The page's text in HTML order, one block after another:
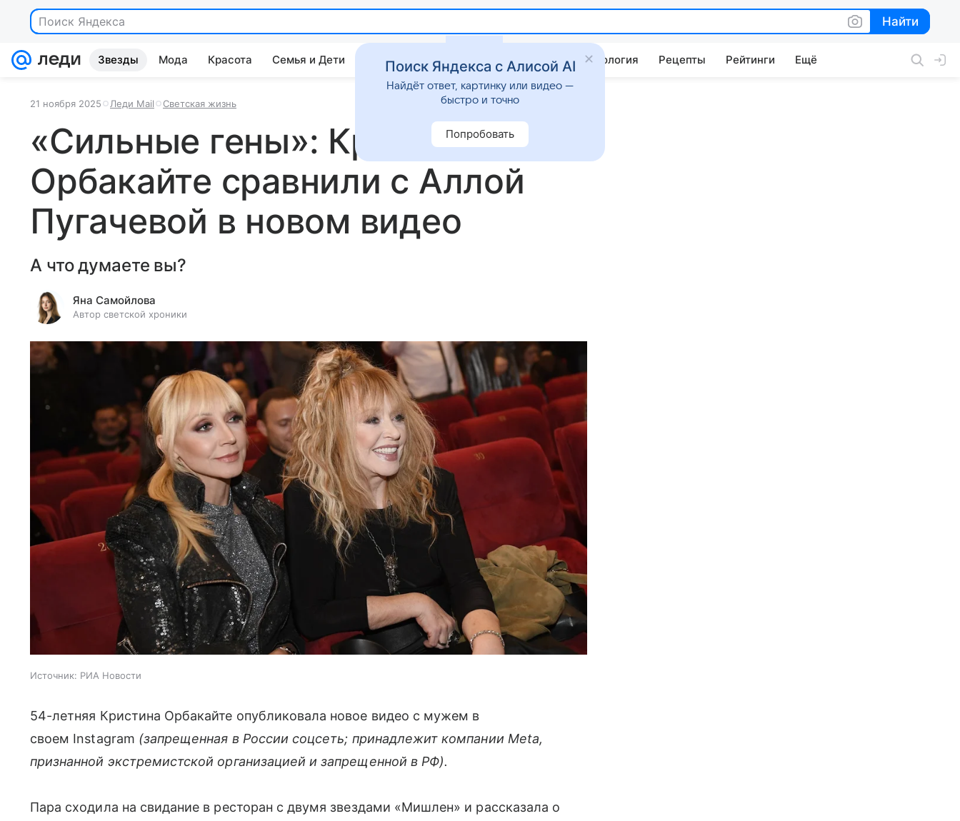
Поиск Яндекса Найти
Найти
Звезды Мода Красота Семья и Дети Дом Гороскопы Стиль жизни Психология Рецепты Рейтинги Ещё
21 ноября 2025 Леди Mail Светская жизнь
«Сильные гены»: Кристину
Орбакайте сравнили с Аллой
Пугачевой в новом видео
А что думаете вы?
Яна Самойлова
Автор светской хроники
Источник: РИА Новости
54-летняя Кристина Орбакайте опубликовала новое видео с мужем в
своем Instagram (запрещенная в России соцсеть; принадлежит компании Meta,
признанной экстремистской организацией и запрещенной в РФ).
Пара сходила на свидание в ресторан с двумя звездами «Мишлен» и рассказала о
Поиск Яндекса с Алисой AI
Найдёт ответ, картинку или видео —
быстро и точно
Попробовать